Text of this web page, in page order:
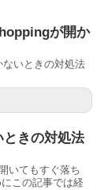
が開か
いときの対処法
きの対処法
いてもすぐ落ち
この記事では経